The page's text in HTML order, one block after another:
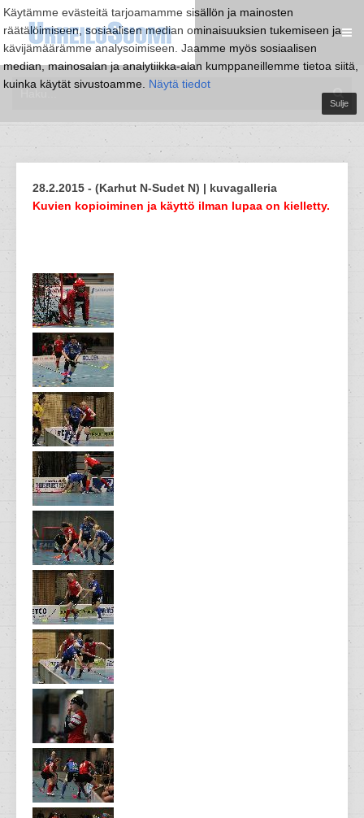
Käytämme evästeitä tarjoamamme sisällön ja mainosten
räätälöimiseen, sosiaalisen median ominaisuuksien tukemiseen ja
kävijämäärämme analysoimiseen. Jaamme myös sosiaalisen
median, mainosalan ja analytiikka-alan kumppaneillemme tietoa siitä,
kuinka käytät sivustoamme. Näytä tiedot
Sulje
28.2.2015 - (Karhut N-Sudet N) | kuvagalleria
Kuvien kopioiminen ja käyttö ilman lupaa on kielletty.